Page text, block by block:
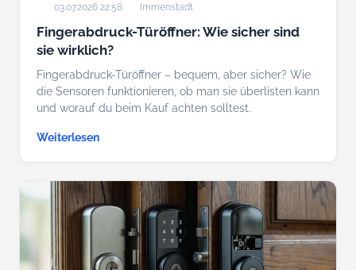
03.07.2026 22:58 Immenstadt
Fingerabdruck-Türöffner: Wie sicher sind
sie wirklich?
Fingerabdruck-Türöffner – bequem, aber sicher? Wie
die Sensoren funktionieren, ob man sie überlisten kann
und worauf du beim Kauf achten solltest.
Weiterlesen